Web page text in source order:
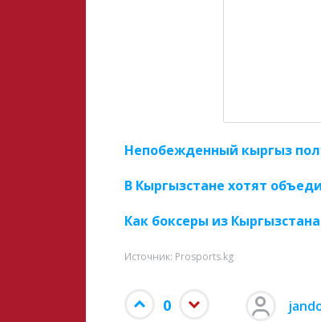
Непобежденный кыргыз
В Кыргызстане хотят
Как боксеры из
Источник: Prosports.kg
0